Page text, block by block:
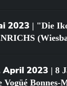
2023 | "Die
April 2023 | 8
Vogüé Bonnes-